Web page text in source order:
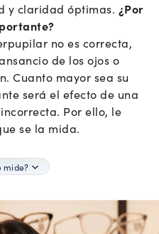
y claridad óptimas. ¿Por
no es correcta,
de los ojos o
Cuanto mayor sea su
será el efecto de una
Por ello, le
se la mida.
mide?